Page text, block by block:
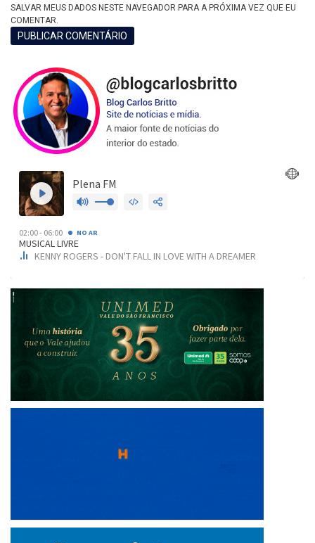
SALVAR MEUS DADOS NESTE NAVEGADOR PARA A PRÓXIMA VEZ QUE EU
COMENTAR.